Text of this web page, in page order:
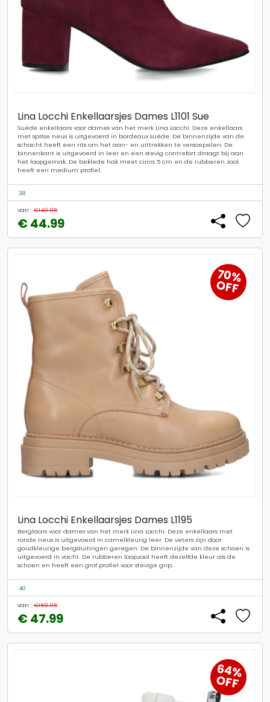
Lina Locchi Enkellaarsjes Dames L1101 Sue
Suède enkellaars voor dames van het merk Lina Locchi. Deze enkellaars
met spitse neus is uitgevoerd in bordeaux suède. De binnenzijde van de
schacht heeft een rits om het aan- en uittrekken te versoepelen. De
binnenkant is uitgevoerd in leer en een stevig contrefort draagt bij aan
het loopgemak. De beklede hak meet circa 5 cm en de rubberen zool
heeft een medium profiel.
38
van : €149.95
€ 44.99
70%
OFF
Lina Locchi Enkellaarsjes Dames L1195
Berglaars voor dames van het merk Lina Locchi. Deze enkellaars met
ronde neus is uitgevoerd in camelkleurig leer. De veters zijn door
goudkleurige bergsluitingen geregen. De binnenzijde van deze schoen is
uitgevoerd in vacht. De rubberen loopzool heeft dezelfde kleur als de
schoen en heeft een grof profiel voor stevige grip.
40
van : €159.95
€ 47.99
64%
OFF